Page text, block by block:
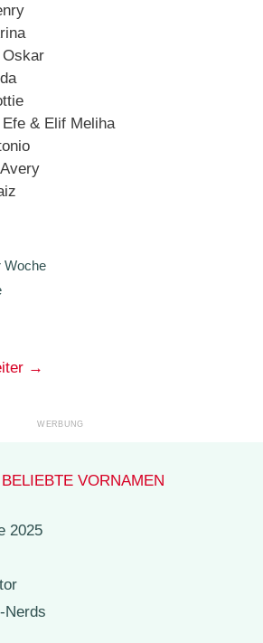
Oskar
& Elif Meliha
Woche
→
VORNAMEN
2025
Nerds